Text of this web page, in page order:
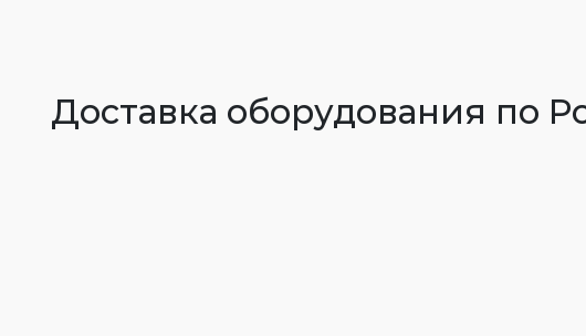
Доставка оборудования по